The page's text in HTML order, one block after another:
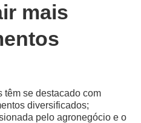
mais
têm se destacado com
diversificados;
pelo agronegócio e o